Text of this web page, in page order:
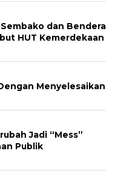
dan Bendera
HUT Kemerdekaan
Menyelesaikan
Jadi “Mess”
Publik